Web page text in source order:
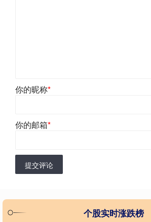
你的昵称*
你的邮箱*
提交评论
个股实时涨跌榜